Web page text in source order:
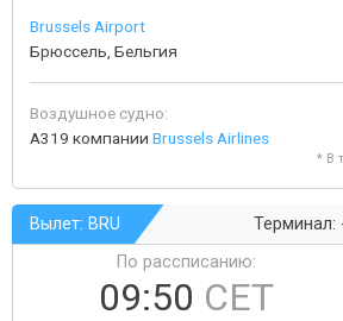
Brussels Airport
Брюссель, Бельгия
Воздушное судно:
A319 компании Brussels Airlines
* В
Вылет: BRU Терминал:
По рассписанию:
09:50 CET